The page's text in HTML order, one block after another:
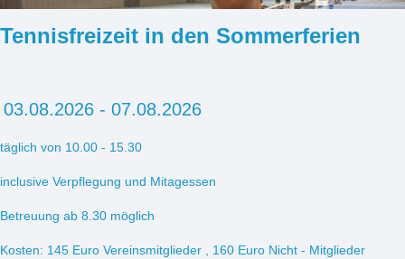
Tennisfreizeit in den Sommerferien
03.08.2026 - 07.08.2026
täglich von 10.00 - 15.30
inclusive Verpflegung und Mitagessen
Betreuung ab 8.30 möglich
Kosten: 145 Euro Vereinsmitglieder , 160 Euro Nicht - Mitglieder